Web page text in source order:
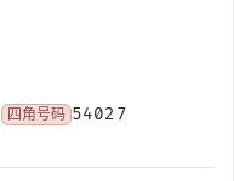
四角号码 54027